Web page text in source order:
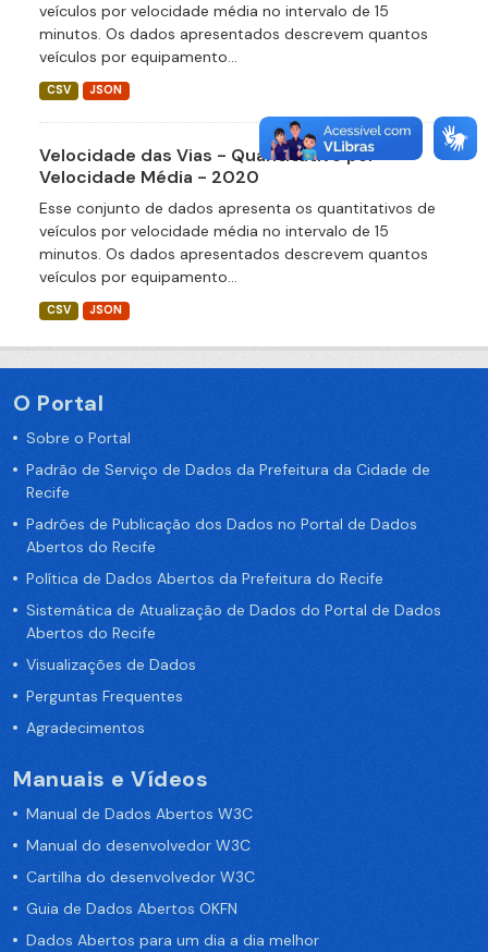
veículos por velocidade média no intervalo de 15
minutos. Os dados apresentados descrevem quantos
veículos por equipamento...
CSV JSON
Velocidade das Vias - Quantitativo por
Velocidade Média - 2020
Esse conjunto de dados apresenta os quantitativos de
veículos por velocidade média no intervalo de 15
minutos. Os dados apresentados descrevem quantos
veículos por equipamento...
CSV JSON
O Portal
Sobre o Portal
Padrão de Serviço de Dados da Prefeitura da Cidade de
Recife
Padrões de Publicação dos Dados no Portal de Dados
Abertos do Recife
Política de Dados Abertos da Prefeitura do Recife
Sistemática de Atualização de Dados do Portal de Dados
Abertos do Recife
Visualizações de Dados
Perguntas Frequentes
Agradecimentos
Manuais e Vídeos
Manual de Dados Abertos W3C
Manual do desenvolvedor W3C
Cartilha do desenvolvedor W3C
Guia de Dados Abertos OKFN
Dados Abertos para um dia a dia melhor